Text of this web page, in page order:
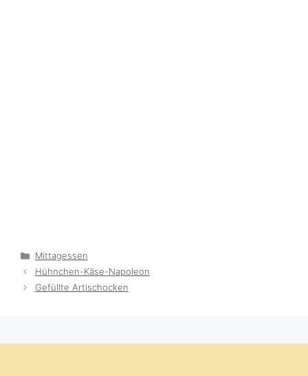
Categories
Mittagessen
Hühnchen-Käse-Napoleon
Gefüllte Artischocken